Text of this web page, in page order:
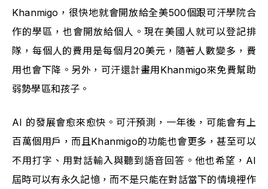
Khanmigo，很快地就會開放給全美500個跟可汗學院合
作的學區，也會開放給個人。現在美國人就可以登記排
隊，每個人的費用是每個月20美元，隨著人數變多，費
用也會下降。另外，可汗還計畫用Khanmigo來免費幫助
弱勢學區和孩子。
AI 的發展會愈來愈快。可汗預測，一年後，可能會有上
百萬個用戶，而且Khanmigo的功能也會更多，甚至可以
不用打字、用對話輸入與聽到語音回答。他也希望，AI
屆時可以有永久記憶，而不是只能在對話當下的情境裡作